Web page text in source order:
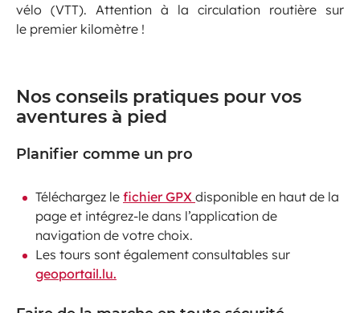
vélo (VTT). Attention à la circulation routière sur
le premier kilomètre !
Nos conseils pratiques pour vos
aventures à pied
Planifier comme un pro
Téléchargez le fichier GPX disponible en haut de la
page et intégrez-le dans l’application de
navigation de votre choix.
Les tours sont également consultables sur
geoportail.lu.